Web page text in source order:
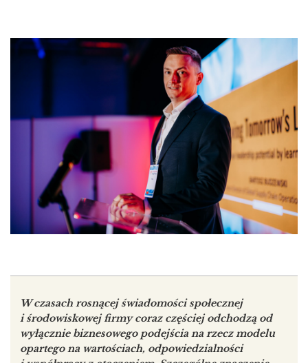
W czasach rosnącej świadomości społecznej
i środowiskowej firmy coraz częściej odchodzą od
wyłącznie biznesowego podejścia na rzecz modelu
opartego na wartościach, odpowiedzialności